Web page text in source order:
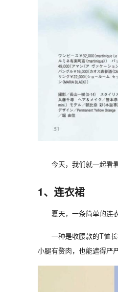
今天，我们就一起看
1、连衣裙
夏天，一条简单的连
一种是收腰款的T恤
小腿有赘肉，也能遮得严